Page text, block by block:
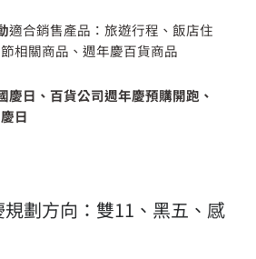
適合銷售產品：旅遊行程、飯店住
相關商品、週年慶百貨商品
日、百貨公司週年慶預購開跑、
日
劃方向：雙11、黑五、感